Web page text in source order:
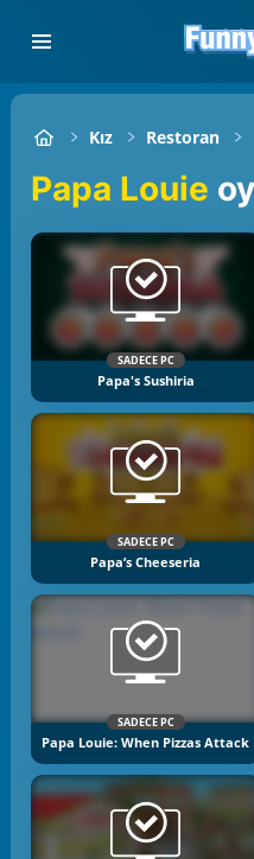
Kız Restoran
Papa Louie
SADECE PC
Papa's Sushiria
SADECE PC
Papa’s Cheeseria
SADECE PC
Papa Louie: When Pizzas Attack